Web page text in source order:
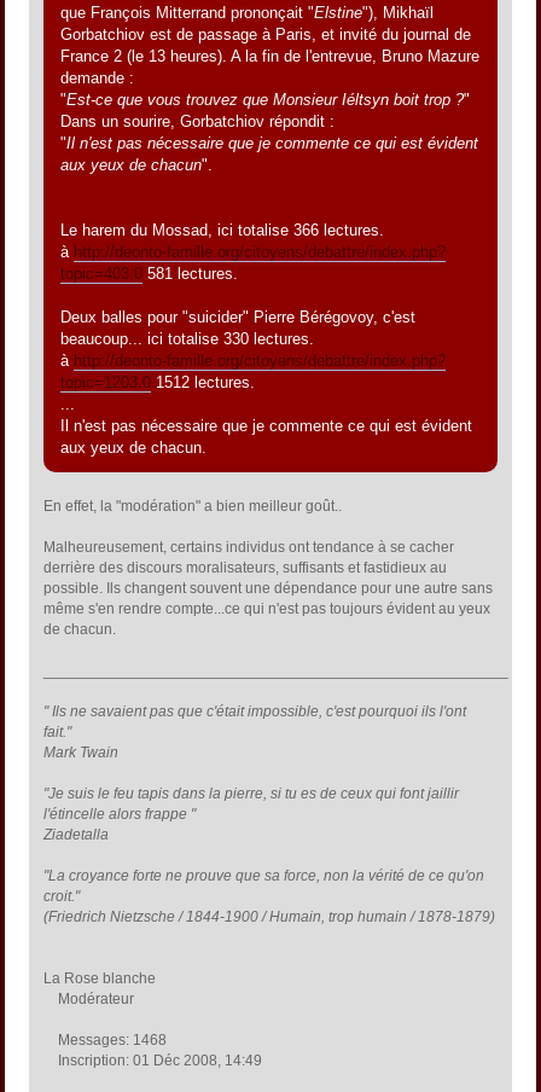
que François Mitterrand prononçait "Elstine"), Mikhaïl
Gorbatchiov est de passage à Paris, et invité du journal de
France 2 (le 13 heures). A la fin de l'entrevue, Bruno Mazure
demande :
"Est-ce que vous trouvez que Monsieur Iéltsyn boit trop ?"
Dans un sourire, Gorbatchiov répondit :
"Il n'est pas nécessaire que je commente ce qui est évident
aux yeux de chacun".
Le harem du Mossad, ici totalise 366 lectures.
à http://deonto-famille.org/citoyens/debattre/index.php?
topic=403.0 581 lectures.
Deux balles pour "suicider" Pierre Bérégovoy, c'est
beaucoup... ici totalise 330 lectures.
à http://deonto-famille.org/citoyens/debattre/index.php?
topic=1203.0 1512 lectures.
Il n'est pas nécessaire que je commente ce qui est évident
aux yeux de chacun.
En effet, la "modération" a bien meilleur goût..
Malheureusement, certains individus ont tendance à se cacher
derrière des discours moralisateurs, suffisants et fastidieux au
possible. Ils changent souvent une dépendance pour une autre sans
même s'en rendre compte...ce qui n'est pas toujours évident au yeux
de chacun.
" Ils ne savaient pas que c'était impossible, c'est pourquoi ils l'ont
fait."
Mark Twain
"Je suis le feu tapis dans la pierre, si tu es de ceux qui font jaillir
l'étincelle alors frappe "
Ziadetalla
"La croyance forte ne prouve que sa force, non la vérité de ce qu'on
croit."
(Friedrich Nietzsche / 1844-1900 / Humain, trop humain / 1878-1879)
La Rose blanche
Modérateur
Messages: 1468
Inscription: 01 Déc 2008, 14:49